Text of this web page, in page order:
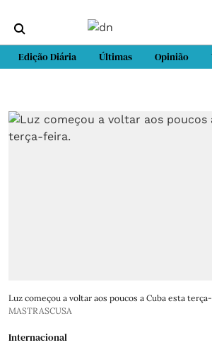
Edição Diária Últimas Opinião
Luz começou a voltar aos poucos a Cuba esta
MASTRASCUSA
Internacional